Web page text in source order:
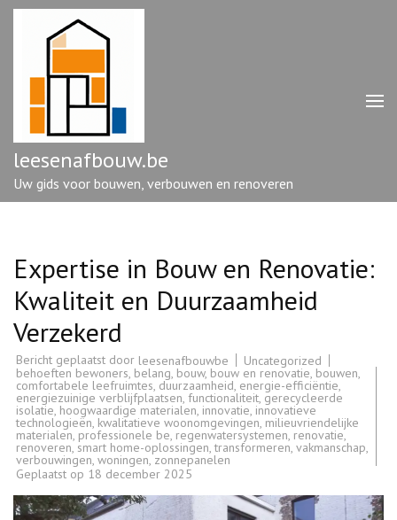
Ga
enter)
leesenafbouw.be
Uw gids voor bouwen, verbouwen en renoveren
Expertise in Bouw en Renovatie:
Kwaliteit en Duurzaamheid
Verzekerd
Bericht geplaatst door leesenafbouwbe
Uncategorized
behoeften bewoners, belang, bouw, bouw en renovatie, bouwen,
comfortabele leefruimtes, duurzaamheid, energie-efficiëntie,
energiezuinige verblijfplaatsen, functionaliteit, gerecycleerde
isolatie, hoogwaardige materialen, innovatie, innovatieve
technologieën, kwalitatieve woonomgevingen, milieuvriendelijke
materialen, professionele be, regenwatersystemen, renovatie,
renoveren, smart home-oplossingen,transformeren, vakmanschap,
verbouwingen, woningen,zonnepanelen
Geplaatst op 18 december 2025